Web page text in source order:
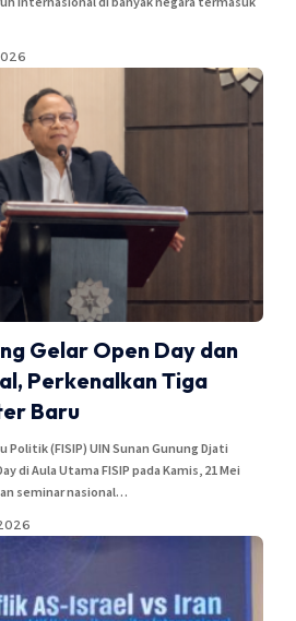
Gelar Open Day dan
Perkenalkan Tiga
Baru
Politik (FISIP) UIN Sunan Gunung Djati
di Aula Utama FISIP pada Kamis, 21 Mei
seminar nasional…